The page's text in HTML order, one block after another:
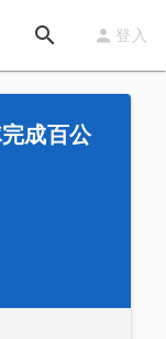
登入
成百公